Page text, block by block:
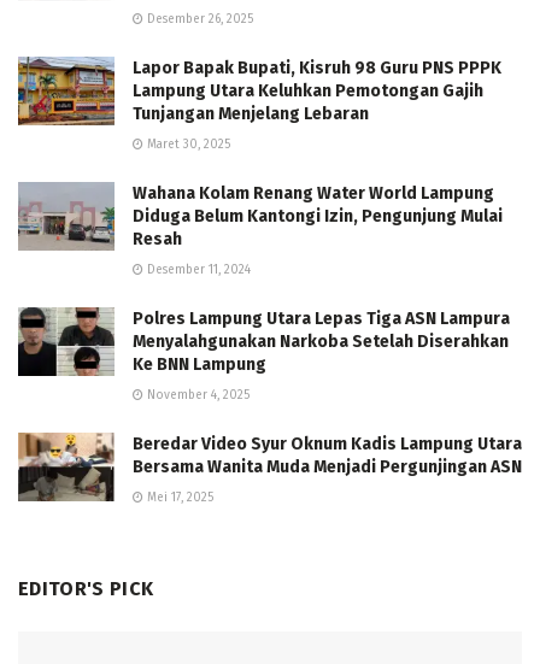
Desember 26, 2025
Lapor Bapak Bupati, Kisruh 98 Guru PNS PPPK
Lampung Utara Keluhkan Pemotongan Gajih
Tunjangan Menjelang Lebaran
Maret 30, 2025
Wahana Kolam Renang Water World Lampung
Diduga Belum Kantongi Izin, Pengunjung Mulai
Resah
Desember 11, 2024
Polres Lampung Utara Lepas Tiga ASN Lampura
Menyalahgunakan Narkoba Setelah Diserahkan
Ke BNN Lampung
November 4, 2025
Beredar Video Syur Oknum Kadis Lampung Utara
Bersama Wanita Muda Menjadi Pergunjingan ASN
Mei 17, 2025
EDITOR'S PICK